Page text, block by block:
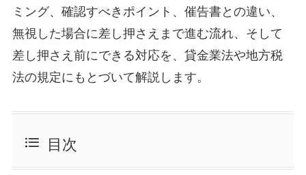
ミング、確認すべきポイント、催告書との違い、
無視した場合に差し押さえまで進む流れ、そして
差し押さえ前にできる対応を、貸金業法や地方税
法の規定にもとづいて解説します。
目次